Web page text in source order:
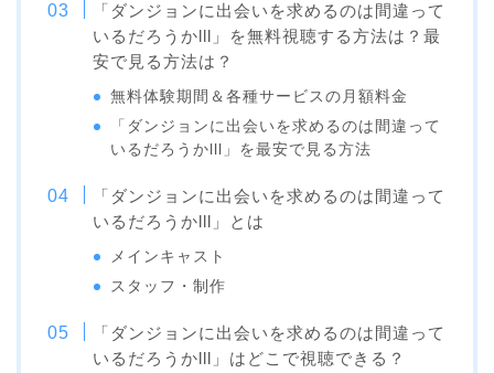
「ダンジョンに出会いを求めるのは間違って
いるだろうかlll」を無料視聴する方法は？最
安で見る方法は？
無料体験期間＆各種サービスの月額料金
「ダンジョンに出会いを求めるのは間違って
いるだろうかlll」を最安で見る方法
「ダンジョンに出会いを求めるのは間違って
いるだろうかlll」とは
メインキャスト
スタッフ・制作
「ダンジョンに出会いを求めるのは間違って
いるだろうかlll」はどこで視聴できる？